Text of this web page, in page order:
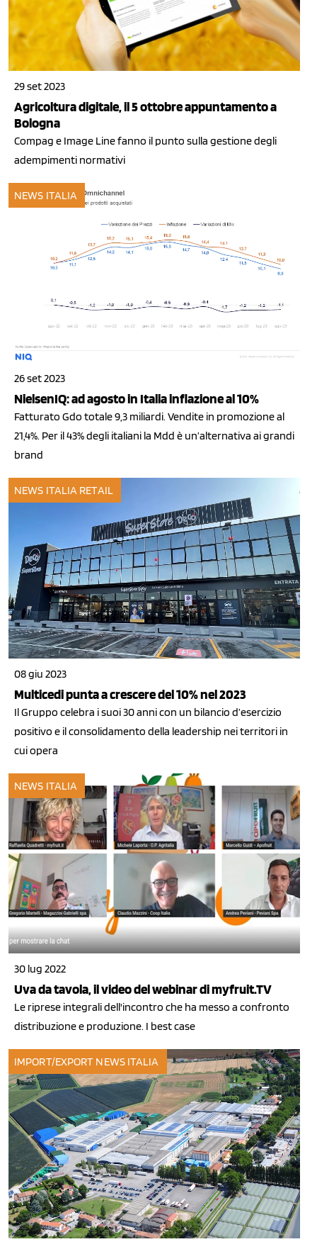
29 set 2023
Agricoltura digitale, il 5 ottobre appuntamento a
Bologna
Compag e Image Line fanno il punto sulla gestione degli
adempimenti normativi
NEWS ITALIA
26 set 2023
NielsenIQ: ad agosto in Italia inflazione al 10%
Fatturato Gdo totale 9,3 miliardi. Vendite in promozione al
21,4%. Per il 43% degli italiani la Mdd è un’alternativa ai grandi
brand
NEWS ITALIA RETAIL
08 giu 2023
Multicedi punta a crescere del 10% nel 2023
Il Gruppo celebra i suoi 30 anni con un bilancio d’esercizio
positivo e il consolidamento della leadership nei territori in
cui opera
NEWS ITALIA
30 lug 2022
Uva da tavola, il video del webinar di myfruit.TV
Le riprese integrali dell'incontro che ha messo a confronto
distribuzione e produzione. I best case
IMPORT/EXPORT NEWS ITALIA